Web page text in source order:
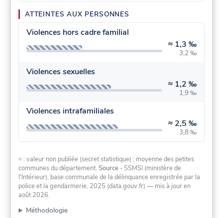
ATTEINTES AUX PERSONNES
Violences hors cadre familial
≈ 1,3 ‰
3,2 ‰
Violences sexuelles
≈ 1,2 ‰
1,9 ‰
Violences intrafamiliales
≈ 2,5 ‰
3,8 ‰
≈ : valeur non publiée (secret statistique) : moyenne des petites
communes du département.Source - SSMSI (ministère de
l'Intérieur), base communale de la délinquance enregistrée par la
police et la gendarmerie, 2025 (data.gouv.fr) — mis à jour en
août 2026.
Méthodologie